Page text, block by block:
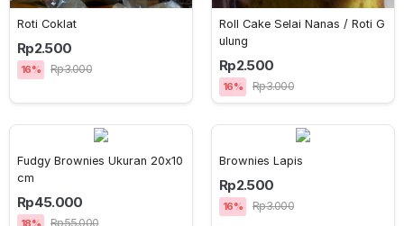
Roti Coklat
Rp2.500
16% Rp3.000
Roll Cake Selai Nanas / Roti G
ulung
Rp2.500
16% Rp3.000
Fudgy Brownies Ukuran 20x10
cm
Rp45.000
Rp55.000
Brownies Lapis
Rp2.500
16% Rp3.000